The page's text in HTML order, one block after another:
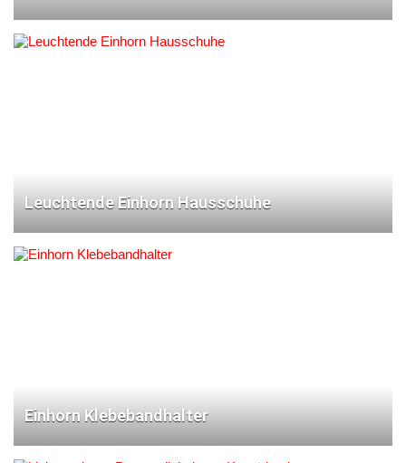
Leuchtende Einhorn Hausschuhe
Einhorn Klebebandhalter